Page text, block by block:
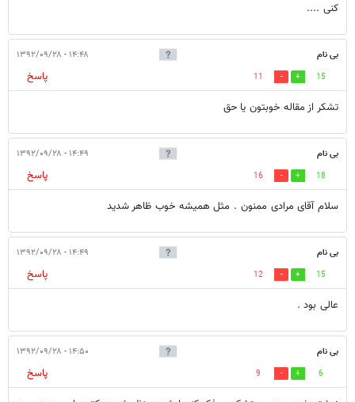
کنی ....
بی نام ۱۴:۴۸ - ۱۳۹۲/۰۹/۲۸
15
11
پاسخ
تشکر از مقاله خوبتون یا حق
بی نام ۱۴:۴۹ - ۱۳۹۲/۰۹/۲۸
18
16
پاسخ
سلام آقای مرادی ممنون . مثل همیشه خوب ظاهر شدید
بی نام ۱۴:۴۹ - ۱۳۹۲/۰۹/۲۸
15
12
پاسخ
عالی بود .
بی نام ۱۴:۵۰ - ۱۳۹۲/۰۹/۲۸
6
9
پاسخ